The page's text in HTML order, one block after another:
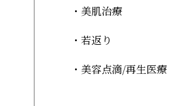
美肌治療
若返り
美容点滴/再生医療